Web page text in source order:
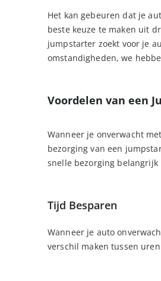
Het kan gebeuren dat je
beste keuze te maken uit
jumpstarter zoekt voor je
omstandigheden, we
Voordelen van een
Wanneer je onverwacht
bezorging van een
snelle bezorging belangrijk
Tijd Besparen
Wanneer je auto
verschil maken tussen